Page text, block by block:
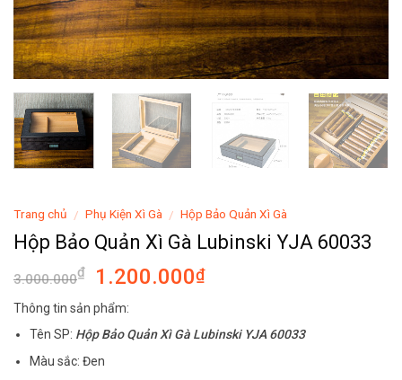
Trang chủ / Phụ Kiện Xì Gà / Hộp Bảo Quản Xì Gà
Hộp Bảo Quản Xì Gà Lubinski YJA 60033
3.000.000₫ 1.200.000₫
Thông tin sản phẩm:
Tên SP: Hộp Bảo Quản Xì Gà Lubinski YJA 60033
Màu sắc: Đen